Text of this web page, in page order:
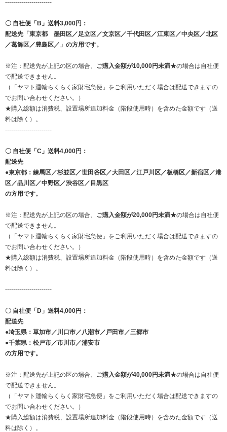
-----------------------
〇 自社便「B」送料3,000円：
配送先「東京都 墨田区／足立区／文京区／千代田区／江東区／中央区／北区
／葛飾区／豊島区／」の方用です。
※注：配送先が上記の区の場合、 ご購入金額が10,000円未満★の場合は自社便
で配送できません。
（「ヤマト運輸らくらく家財宅急便」をご利用いただく場合は配送できますの
でお問い合わせください。）
★購入総額は消費税、設置場所追加料金（階段使用時）を含めた金額です（送
料は除く）。
-----------------------
〇 自社便「C」送料4,000円：
配送先
●東京都：練馬区／杉並区／世田谷区／大田区／江戸川区／板橋区／新宿区／港
区／品川区／中野区／渋谷区／目黒区
の方用です。
※注：配送先が上記の区の場合、 ご購入金額が20,000円未満★の場合は自社便
で配送できません。
（「ヤマト運輸らくらく家財宅急便」をご利用いただく場合は配送できますの
でお問い合わせください。）
★購入総額は消費税、設置場所追加料金（階段使用時）を含めた金額です（送
料は除く）。
-----------------------
〇 自社便「D」送料4,000円：
配送先
●埼玉県：草加市／川口市／八潮市／戸田市／三郷市
●千葉県：松戸市／市川市／浦安市
の方用です。
※注：配送先が上記の区の場合、 ご購入金額が40,000円未満★の場合は自社便
で配送できません。
（「ヤマト運輸らくらく家財宅急便」をご利用いただく場合は配送できますの
でお問い合わせください。）
★購入総額は消費税、設置場所追加料金（階段使用時）を含めた金額です（送
料は除く）。